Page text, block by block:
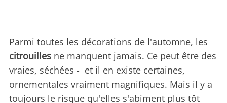
Parmi toutes les décorations de l'automne, les
citrouilles ne manquent jamais. Ce peut être des
vraies, séchées - et il en existe certaines,
ornementales vraiment magnifiques. Mais il y a
toujours le risque qu'elles s'abiment plus tôt